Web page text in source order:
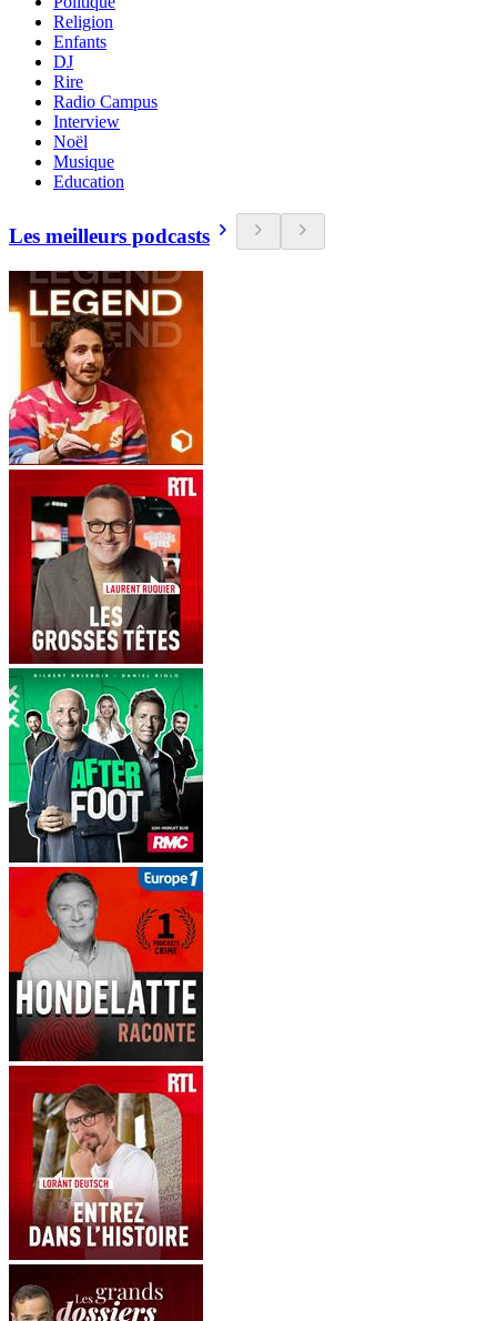
Religion
Enfants
DJ
Rire
Radio Campus
Interview
Noël
Musique
Education
Les meilleurs podcasts